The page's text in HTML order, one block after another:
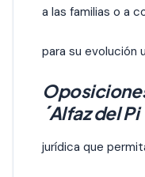
a las familias o a
para su evolución
´Alfaz del Pi
jurídica que